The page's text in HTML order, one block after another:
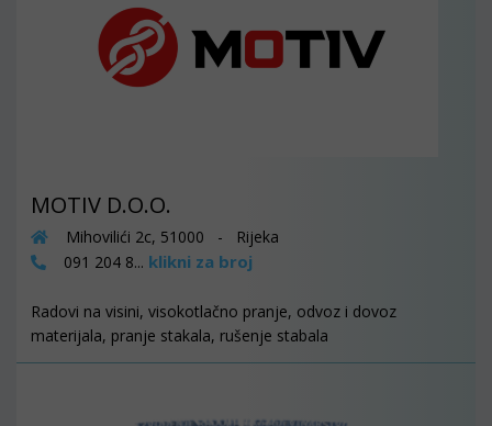
MOTIV D.O.O.
Mihovilići 2c, 51000 - Rijeka
091 204 8... klikni za broj
Radovi na visini, visokotlačno pranje, odvoz i dovoz
materijala, pranje stakala, rušenje stabala